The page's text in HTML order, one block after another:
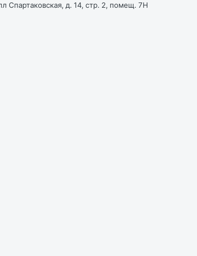
Спартаковская, д. 14, стр. 2, помещ. 7Н